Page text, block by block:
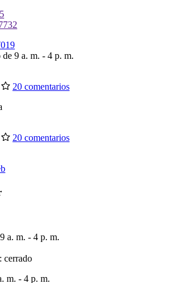
9 a. m. - 4 p. m.
20 comentarios
20 comentarios
a. m. - 4 p. m.
cerrado
m. - 4 p. m.